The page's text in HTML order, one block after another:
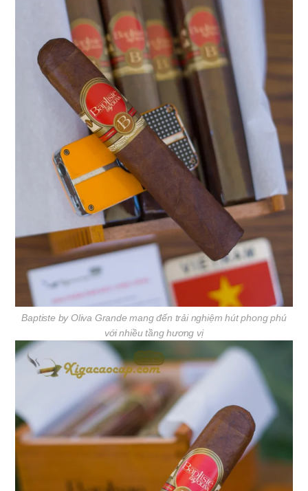
Baptiste by Oliva Grande mang đến trải nghiệm hút phong phú
với nhiều tầng hương vị